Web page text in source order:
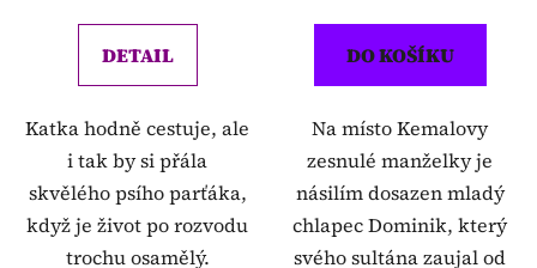
DETAIL
Katka hodně cestuje, ale
i tak by si přála
skvělého psího parťáka,
když je život po rozvodu
trochu osamělý.
DO KOŠÍKU
Na místo Kemalovy
zesnulé manželky je
násilím dosazen mladý
chlapec Dominik, který
svého sultána zaujal od